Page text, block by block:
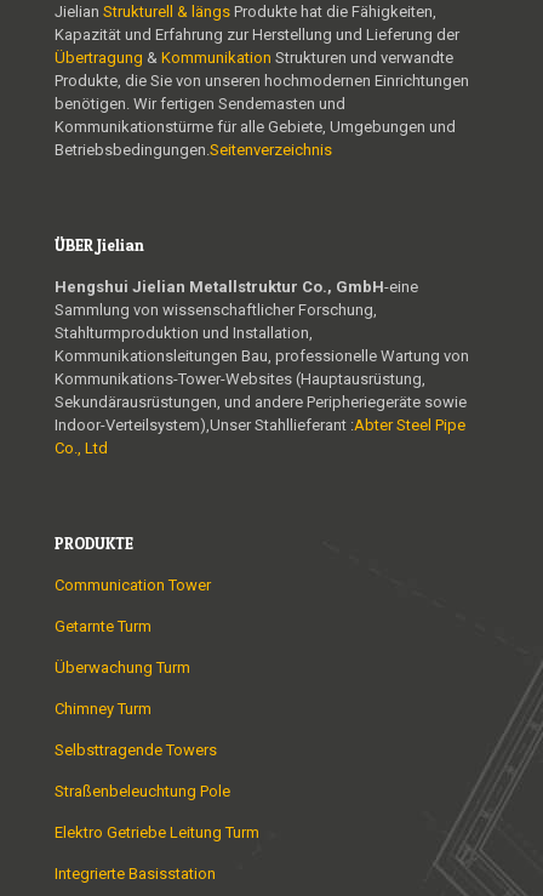
Jielian Strukturell & längs Produkte hat die Fähigkeiten,
Kapazität und Erfahrung zur Herstellung und Lieferung der
Übertragung & Kommunikation Strukturen und verwandte
Produkte, die Sie von unseren hochmodernen Einrichtungen
benötigen. Wir fertigen Sendemasten und
Kommunikationstürme für alle Gebiete, Umgebungen und
Betriebsbedingungen. Seitenverzeichnis
ÜBER Jielian
Hengshui Jielian Metallstruktur Co., GmbH-eine
Sammlung von wissenschaftlicher Forschung,
Stahlturmproduktion und Installation,
Kommunikationsleitungen Bau, professionelle Wartung von
Kommunikations-Tower-Websites (Hauptausrüstung,
Sekundärausrüstungen, und andere Peripheriegeräte sowie
Indoor-Verteilsystem),Unser Stahllieferant :Abter Steel Pipe
Co., Ltd
PRODUKTE
Communication Tower
Getarnte Turm
Überwachung Turm
Chimney Turm
Selbsttragende Towers
Straßenbeleuchtung Pole
Elektro Getriebe Leitung Turm
Integrierte Basisstation